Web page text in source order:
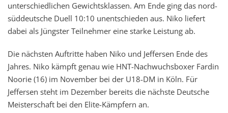
unterschiedlichen Gewichtsklassen. Am Ende ging das nord-
süddeutsche Duell 10:10 unentschieden aus. Niko liefert
dabei als Jüngster Teilnehmer eine starke Leistung ab.
Die nächsten Auftritte haben Niko und Jeffersen Ende des
Jahres. Niko kämpft genau wie HNT-Nachwuchsboxer Fardin
Noorie (16) im November bei der U18-DM in Köln. Für
Jeffersen steht im Dezember bereits die nächste Deutsche
Meisterschaft bei den Elite-Kämpfern an.